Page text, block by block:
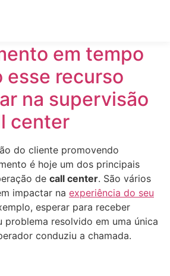
em tempo
esse recurso
na supervisão
center
do cliente promovendo
é hoje um dos principais
de call center. São vários
impactar na experiência do seu
esperar para receber
problema resolvido em uma única
conduziu a chamada.